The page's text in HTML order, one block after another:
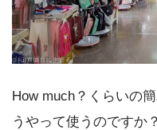
How much？くらいの
うやって使うのですか